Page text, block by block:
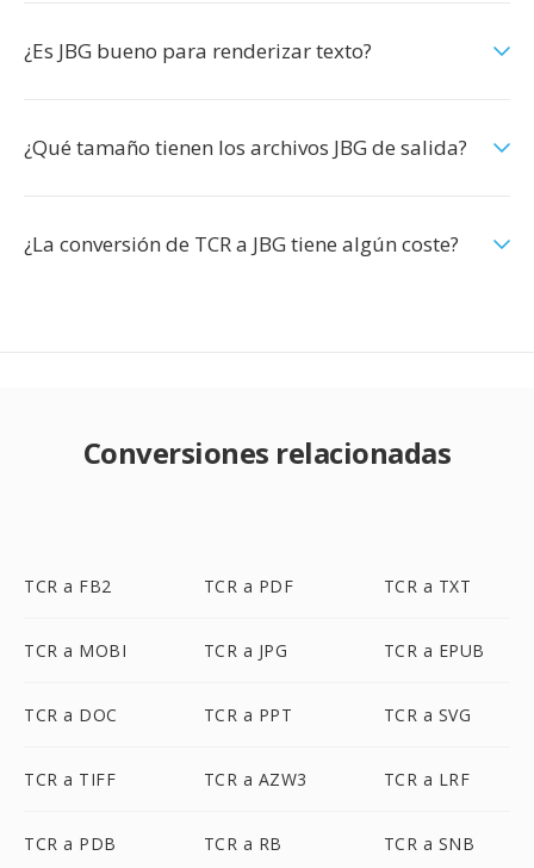
¿Es JBG bueno para renderizar texto?
¿Qué tamaño tienen los archivos JBG de salida?
¿La conversión de TCR a JBG tiene algún coste?
Conversiones relacionadas
TCR a FB2 TCR a PDF TCR a TXT
TCR a MOBI TCR a JPG TCR a EPUB
TCR a DOC TCR a PPT TCR a SVG
TCR a TIFF TCR a AZW3 TCR a LRF
TCR a PDB TCR a RB TCR a SNB